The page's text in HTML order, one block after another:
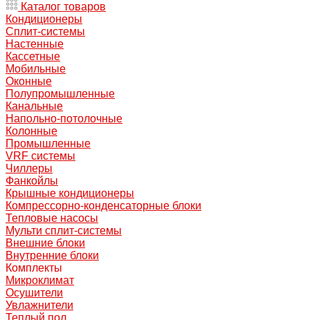
Каталог товаров
Кондиционеры
Сплит-системы
Настенные
Кассетные
Мобильные
Оконные
Полупромышленные
Канальные
Напольно-потолочные
Колонные
Промышленные
VRF системы
Чиллеры
Фанкойлы
Крышные кондиционеры
Компрессорно-конденсаторные блоки
Тепловые насосы
Мульти сплит-системы
Внешние блоки
Внутренние блоки
Комплекты
Микроклимат
Осушители
Увлажнители
Теплый пол